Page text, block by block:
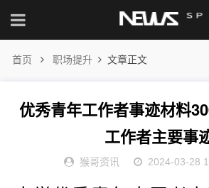
首页 职场提升 文章正文
优秀青年工作者事迹材料
工作者主要事
猴哥资讯 2024-03-28